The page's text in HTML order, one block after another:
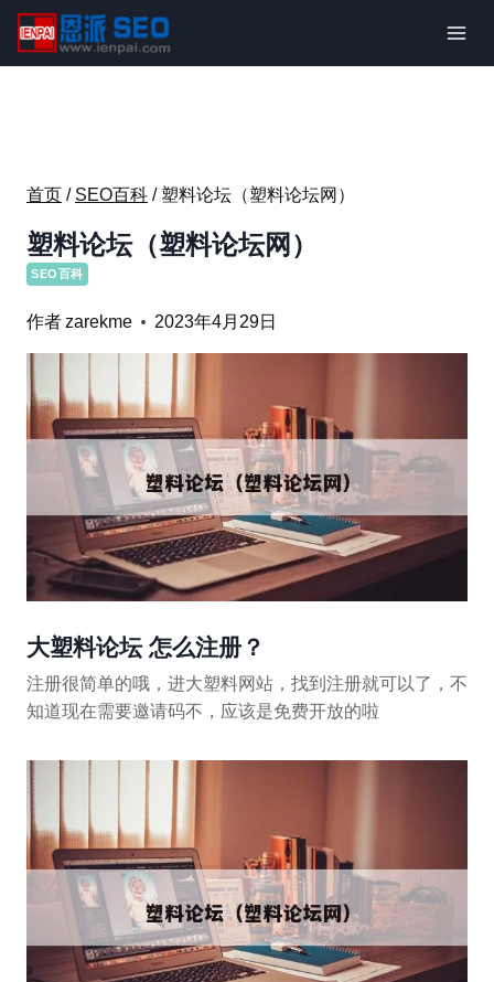
内
首页 / SEO百科 / 塑料论坛（塑料论坛网）
塑料论坛（塑料论坛网）
SEO百科
作者zarekme 2023年4月29日
大塑料论坛 怎么注册？
注册很简单的哦，进大塑料网站，找到注册就可以了，不
知道现在需要邀请码不，应该是免费开放的啦